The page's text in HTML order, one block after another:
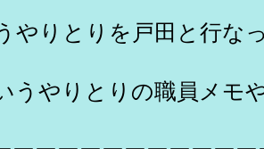
りとりを戸田と行な
りとりの職員メモや